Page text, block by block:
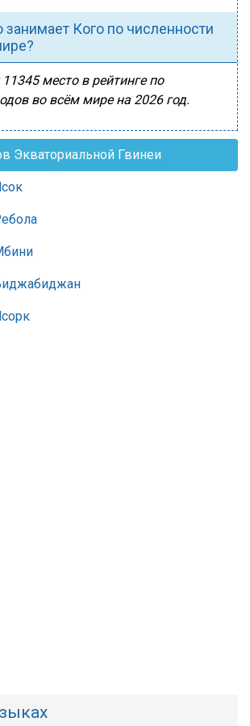
занимает Кого по численности
место в рейтинге по
во всём мире на 2026 год.
Экваториальной Гвинеи